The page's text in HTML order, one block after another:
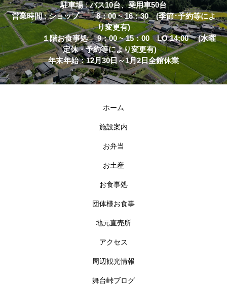
駐車場 : バス10台、乗用車50台
営業時間 : ショップ 8：00 ~ 16：30 (季節･予約等によ
り変更有)
１階お食事処 9：00 ~ 15：00 LO 14:00 (水曜
定休・予約等により変更有)
年末年始：12月30日～1月2日全館休業
ホーム
施設案内
お弁当
お土産
お食事処
団体様お食事
地元直売所
アクセス
周辺観光情報
舞台峠ブログ